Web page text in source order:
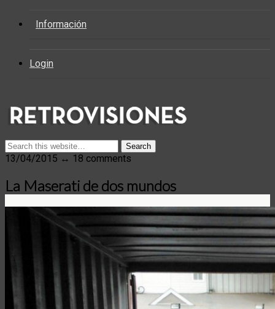
Información
Login
13/04/2015 ↔ 18 comments
La Maserati de dos mundos